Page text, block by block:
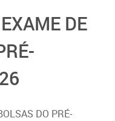
DE
DO PRÉ-